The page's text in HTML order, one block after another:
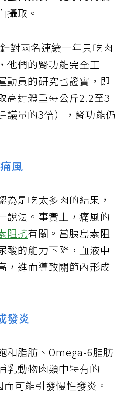
攝取。
對兩名連續一年只吃肉
他們的腎功能完全正
動員的研究也證實，即
高達體重每公斤2.2至3
議量的3倍），腎功能仍
風
為是吃太多肉的結果，
說法。事實上，痛風的
阻抗有關。當胰島素阻
酸的能力下降，血液中
，進而導致關節內形成
發炎
和脂肪、Omega-6脂肪
乳動物肉類中特有的
可能引發慢性發炎。